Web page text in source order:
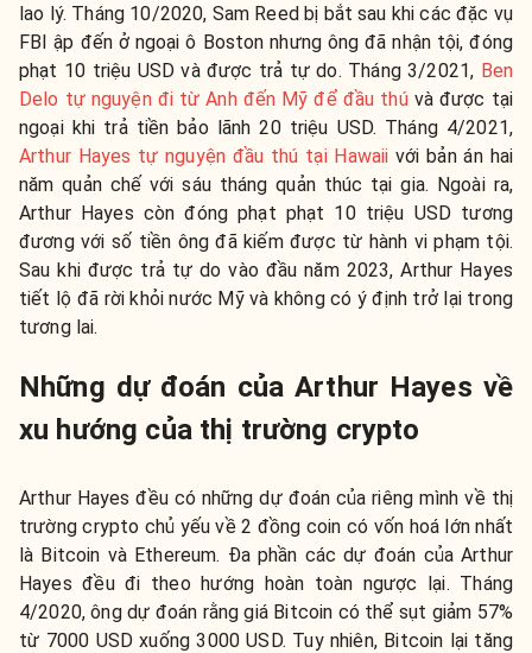
lao lý. Tháng 10/2020, Sam Reed bị bắt sau khi các đặc vụ
FBI ập đến ở ngoại ô Boston nhưng ông đã nhận tội, đóng
phạt 10 triệu USD và được trả tự do. Tháng 3/2021, Ben
Delo tự nguyện đi từ Anh đến Mỹ để đầu thúvà được tại
ngoại khi trả tiền bảo lãnh 20 triệu USD. Tháng 4/2021,
Arthur Hayes tự nguyện đầu thú tại Hawaii với bản án hai
năm quản chế với sáu tháng quản thúc tại gia. Ngoài ra,
Arthur Hayes còn đóng phạt phạt 10 triệu USD tương
đương với số tiền ông đã kiếm được từ hành vi phạm tội.
Sau khi được trả tự do vào đầu năm 2023, Arthur Hayes
tiết lộ đã rời khỏi nước Mỹ và không có ý định trở lại trong
tương lai.
Những dự đoán của Arthur Hayes về
xu hướng của thị trường crypto
Arthur Hayes đều có những dự đoán của riêng mình về thị
trường crypto chủ yếu về 2 đồng coin có vốn hoá lớn nhất
là Bitcoin và Ethereum. Đa phần các dự đoán của Arthur
Hayes đều đi theo hướng hoàn toàn ngược lại. Tháng
4/2020, ông dự đoán rằng giá Bitcoin có thể sụt giảm 57%
từ 7000 USD xuống 3000 USD. Tuy nhiên, Bitcoin lại tăng